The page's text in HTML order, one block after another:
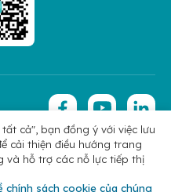
© Hoan My Corporation
cả", bạn đồng ý với việc lưu
cải thiện điều hướng trang
và hỗ trợ các nỗ lực tiếp thị
chính sách cookie của chúng